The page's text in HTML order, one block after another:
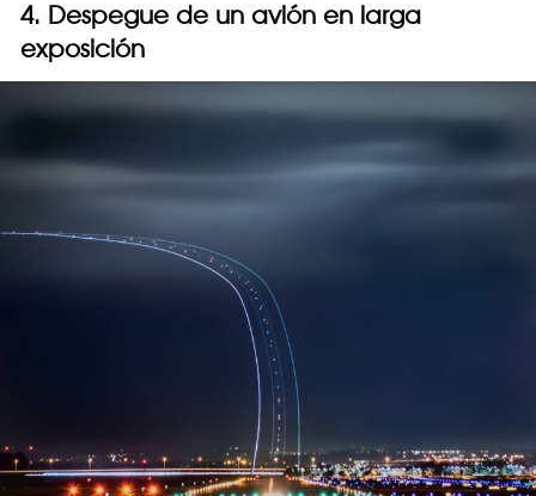
4. Despegue de un avión en larga
exposición